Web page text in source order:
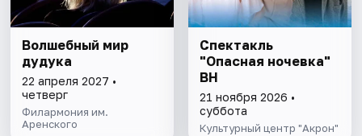
Волшебный мир
дудука
22 апреля 2027 •
четверг
Филармония им.
Аренского
Спектакль
"Опасная ночевка"
ВН
21 ноября 2026 •
суббота
Культурный центр "Акрон"